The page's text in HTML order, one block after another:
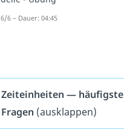
Zeiteinheiten — häufigste
Fragen (ausklappen)
6/6 – Dauer: 04:45